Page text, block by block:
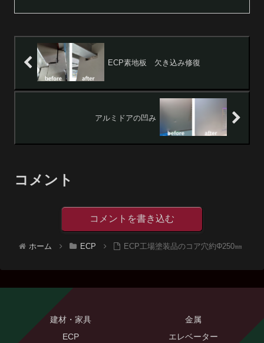
ECP素地板 欠き込み修復
アルミドアの凹み
コメント
コメントを書き込む
ホーム ECP ECP工場塗装品のコア穴約Φ250㎜
建材・家具
金属
ECP
エレベーター